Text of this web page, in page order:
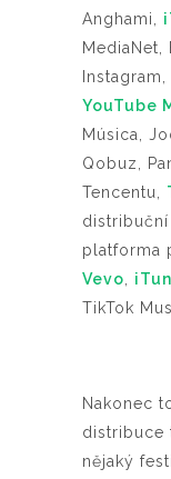
Anghami,
MediaNet,
YouTube
Música,
Qobuz,
Tencentu,
platforma
Vevo
TikTok
Nakonec
distribuce
nějaký